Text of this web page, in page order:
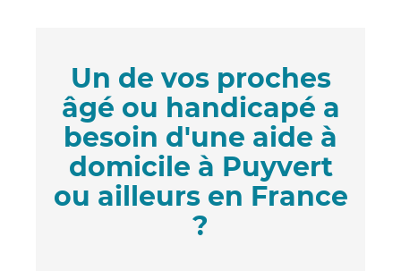
Un de vos proches
âgé ou handicapé a
besoin d'une aide à
domicile à Puyvert
ou ailleurs en France
?